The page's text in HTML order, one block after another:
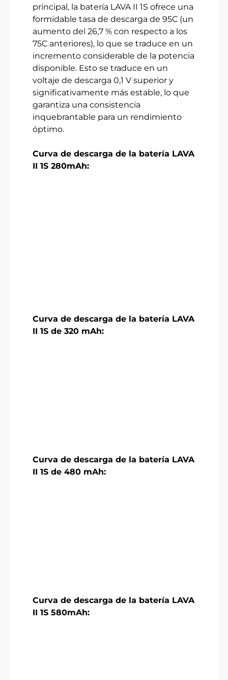
principal, la batería LAVA II 1S ofrece una
formidable tasa de descarga de 95C (un
aumento del 26,7 % con respecto a los
75C anteriores), lo que se traduce en un
incremento considerable de la potencia
disponible. Esto se traduce en un
voltaje de descarga 0,1 V superior y
significativamente más estable, lo que
garantiza una consistencia
inquebrantable para un rendimiento
óptimo.
Curva de descarga de la batería LAVA
II 1S 280mAh:
Curva de descarga de la batería LAVA
II 1S de 320 mAh:
Curva de descarga de la batería LAVA
II 1S de 480 mAh:
Curva de descarga de la batería LAVA
II 1S 580mAh: